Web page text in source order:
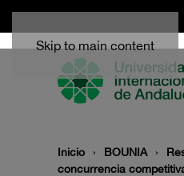
Skip to main content
Inicio BOUNIA
concurrencia